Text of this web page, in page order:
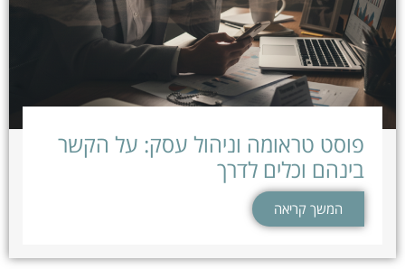
פוסט טראומה וניהול עסק: על הקשר
בינהם וכלים לדרך
המשך קריאה